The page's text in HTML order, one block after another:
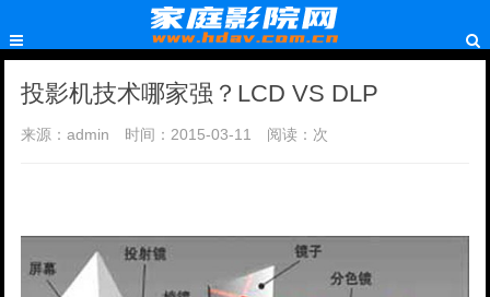
投影机技术哪家强？LCD VS DLP
来源：admin 时间：2015-03-11 阅读： 次